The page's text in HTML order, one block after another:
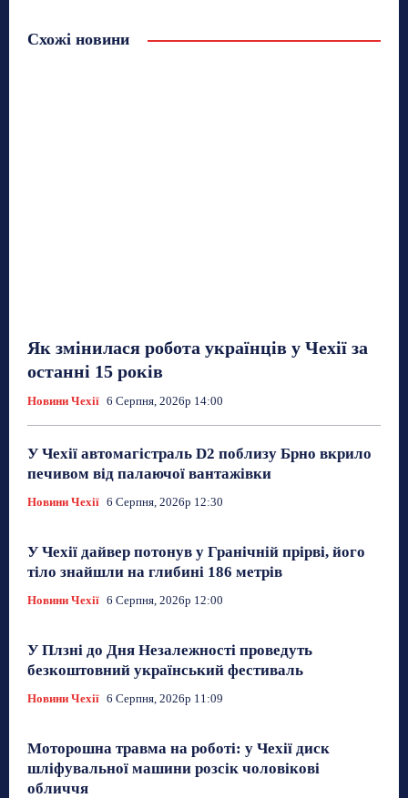
Схожі новини
Як змінилася робота українців у Чехії за
останні 15 років
Новини Чехії 6 Серпня, 2026р 14:00
У Чехії автомагістраль D2 поблизу Брно вкрило
печивом від палаючої вантажівки
Новини Чехії 6 Серпня, 2026р 12:30
У Чехії дайвер потонув у Гранічній прірві, його
тіло знайшли на глибині 186 метрів
Новини Чехії 6 Серпня, 2026р 12:00
У Плзні до Дня Незалежності проведуть
безкоштовний український фестиваль
Новини Чехії 6 Серпня, 2026р 11:09
Моторошна травма на роботі: у Чехії диск
шліфувальної машини розсік чоловікові
обличчя